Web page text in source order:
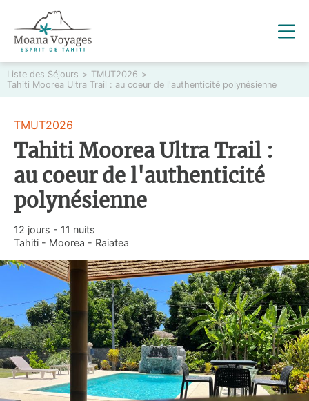
Liste des Séjours > TMUT2026 >
Tahiti Moorea Ultra Trail : au coeur de l'authenticité polynésienne
TMUT2026
Tahiti Moorea Ultra Trail :
au coeur de l'authenticité
polynésienne
12 jours - 11 nuits
Tahiti - Moorea - Raiatea